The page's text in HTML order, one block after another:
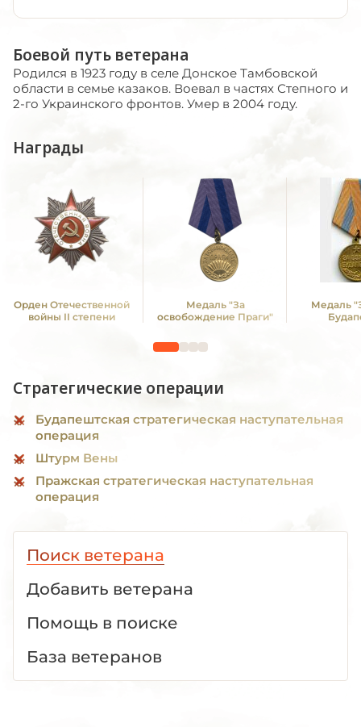
Боевой путь ветерана
Родился в 1923 году в селе Донское Тамбовской
области в семье казаков. Воевал в частях Степного и
2-го Украинского фронтов. Умер в 2004 году.
Награды
Орден Отечественной
войны II степени
Медаль "За
освобождение Праги"
Медаль
Стратегические операции
Будапештская стратегическая наступательная
операция
Штурм Вены
Пражская стратегическая наступательная
операция
Поиск ветерана
Добавить ветерана
Помощь в поиске
База ветеранов